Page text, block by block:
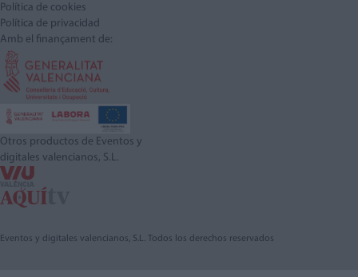
Política de cookies
Política de privacidad
Amb el finançament de:
Otros productos de Eventos y
digitales valencianos, S.L.
Eventos y digitales valencianos, S.L. Todos los derechos reservados